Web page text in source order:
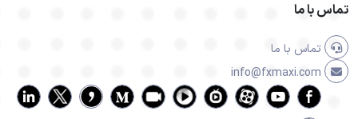
تماس با ما
تماس با ما